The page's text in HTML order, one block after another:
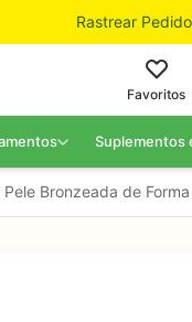
Rastrear Pedido
Favoritos
Suplementos
Bronzeada de